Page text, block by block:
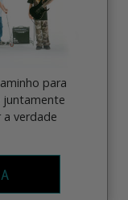
para
juntamente
verdade